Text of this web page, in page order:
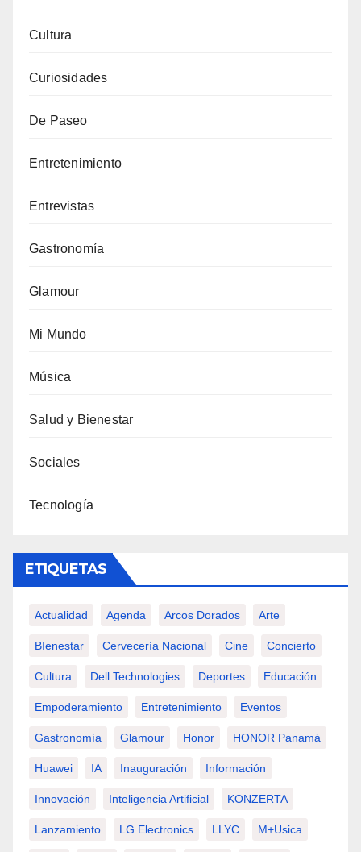
Cultura
Curiosidades
De Paseo
Entretenimiento
Entrevistas
Gastronomía
Glamour
Mi Mundo
Música
Salud y Bienestar
Sociales
Tecnología
ETIQUETAS
Actualidad Agenda Arcos Dorados Arte
BIenestar Cervecería Nacional Cine Concierto
Cultura Dell Technologies Deportes Educación
Empoderamiento Entretenimiento Eventos
Gastronomía Glamour Honor HONOR Panamá
Huawei IA Inauguración Información
Innovación Inteligencia Artificial KONZERTA
Lanzamiento LG Electronics LLYC M+usica